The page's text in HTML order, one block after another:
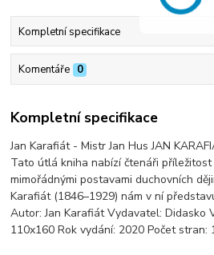
Kompletní specifikace
Komentáře 0
Kompletní specifikace
Jan Karafiát - Mistr Jan Hus JAN
Tato útlá kniha nabízí čtenáři
mimořádnými postavami duchovních
Karafiát (1846–1929) nám v ní
Autor: Jan Karafiát Vydavatel: Didasko
110x160 Rok vydání: 2020 Počet stran: